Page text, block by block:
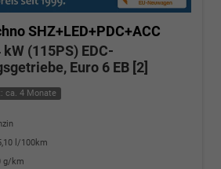
SHZ+LED+PDC+ACC
(115PS) EDC-
Euro 6 EB [2]
ca. 4 Monate
l/100km
g/km